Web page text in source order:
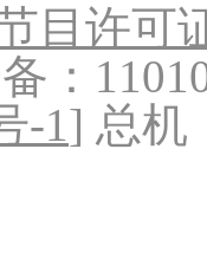
目许可
：
-1] 总机